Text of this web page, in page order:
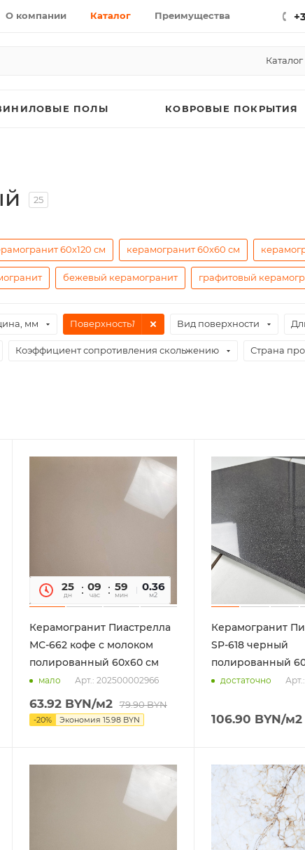
О компании Каталог Преимущества
Каталог
ПОЛЫ КОВРОВЫЕ ПОКРЫТИЯ
25
60х120 см керамогранит 60х60 см
бежевый керамогранит графитовый
мм Поверхность1 Вид поверхности
Коэффициент сопротивления скольжению Страна
25
дн
09
час
59
мин
14
сек
0.36
м2
Керамогранит Пиастрелла
МС-662 кофе с молоком
полированный 60х60 см
мало Арт.: 202500002966
63.92BYN/м2 79.90BYN
-20% Экономия 15.98BYN
Керамогранит
SP-618 черный
полированный
достаточно
106.90 BYN/м2